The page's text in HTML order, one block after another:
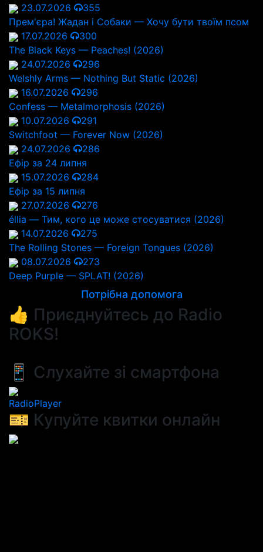
23.07.2026
355
Прем'єра! Жадан і Собаки — Хочу бути твоїм псом
17.07.2026
300
The Black Keys — Peaches! (2026)
24.07.2026
296
Welshly Arms — Nothing But Static (2026)
16.07.2026
296
Confess — Metalmorphosis (2026)
10.07.2026
291
Switchfoot — Forever Now (2026)
24.07.2026
286
Ефір за 24 липня
15.07.2026
284
Ефір за 15 липня
27.07.2026
276
éllia — Тим, кого це може стосуватися (2026)
14.07.2026
275
The Rolling Stones — Foreign Tongues (2026)
08.07.2026
273
Deep Purple — SPLAT! (2026)
Потрібна допомога
👍 Приєднуйтесь до Radio
ROKS!
📱 Слухайте зі смартфона
RadioPlayer
🎫 Купуйте квитки онлайн